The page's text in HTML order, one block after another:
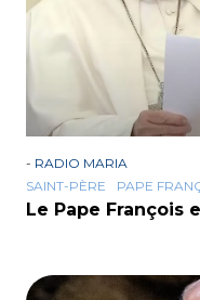
- RADIO MARIA
SAINT-PÈRE
PAPE
Le Pape François